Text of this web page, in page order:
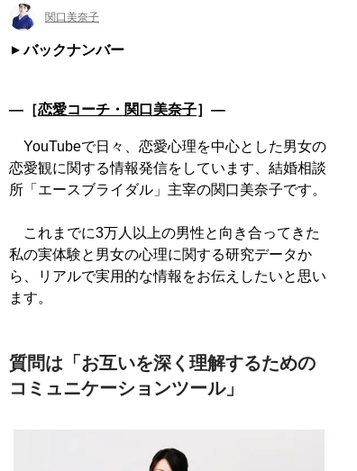
関口美奈子
バックナンバー
―［恋愛コーチ・関口美奈子］―
YouTubeで日々、恋愛心理を中心とした男女の
恋愛観に関する情報発信をしています、結婚相談
所「エースブライダル」主宰の関口美奈子です。
これまでに3万人以上の男性と向き合ってきた
私の実体験と男女の心理に関する研究データか
ら、リアルで実用的な情報をお伝えしたいと思い
ます。
質問は「お互いを深く理解するための
コミュニケーションツール」